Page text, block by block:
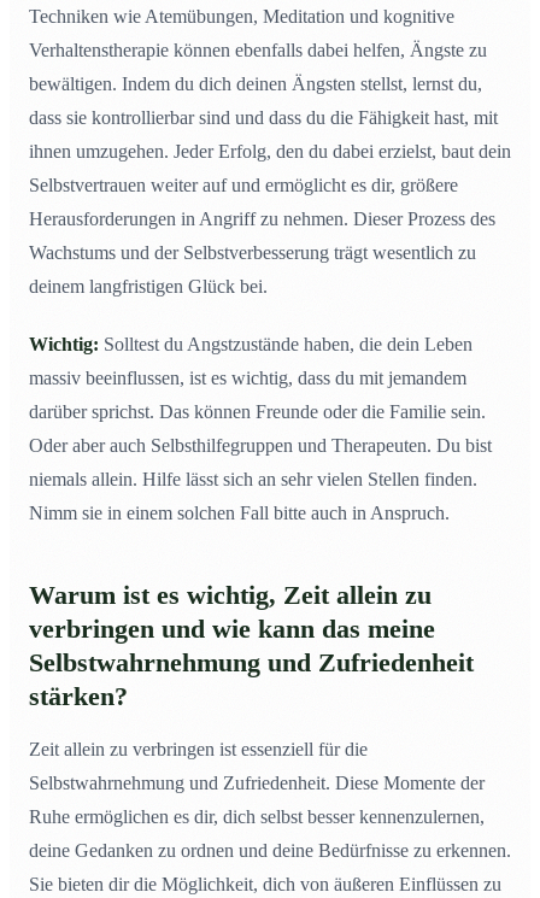
Techniken wie Atemübungen, Meditation und kognitive
Verhaltenstherapie können ebenfalls dabei helfen, Ängste zu
bewältigen. Indem du dich deinen Ängsten stellst, lernst du,
dass sie kontrollierbar sind und dass du die Fähigkeit hast, mit
ihnen umzugehen. Jeder Erfolg, den du dabei erzielst, baut dein
Selbstvertrauen weiter auf und ermöglicht es dir, größere
Herausforderungen in Angriff zu nehmen. Dieser Prozess des
Wachstums und der Selbstverbesserung trägt wesentlich zu
deinem langfristigen Glück bei.
Wichtig: Solltest du Angstzustände haben, die dein Leben
massiv beeinflussen, ist es wichtig, dass du mit jemandem
darüber sprichst. Das können Freunde oder die Familie sein.
Oder aber auch Selbsthilfegruppen und Therapeuten. Du bist
niemals allein. Hilfe lässt sich an sehr vielen Stellen finden.
Nimm sie in einem solchen Fall bitte auch in Anspruch.
Warum ist es wichtig, Zeit allein zu
verbringen und wie kann das meine
Selbstwahrnehmung und Zufriedenheit
stärken?
Zeit allein zu verbringen ist essenziell für die
Selbstwahrnehmung und Zufriedenheit. Diese Momente der
Ruhe ermöglichen es dir, dich selbst besser kennenzulernen,
deine Gedanken zu ordnen und deine Bedürfnisse zu erkennen.
Sie bieten dir die Möglichkeit, dich von äußeren Einflüssen zu